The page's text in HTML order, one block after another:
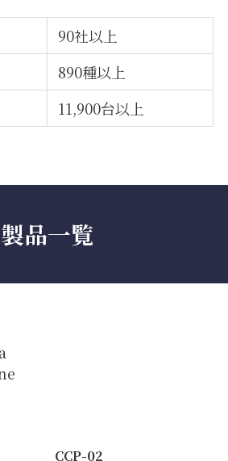
90社以上
890種以上
11,900台以上
製品一覧
CCP-02